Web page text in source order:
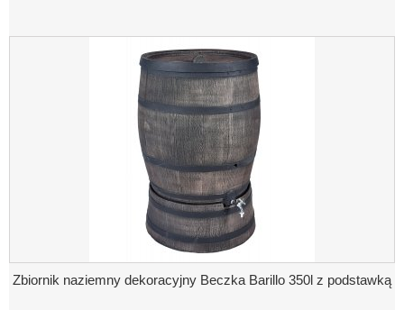
Zbiornik naziemny dekoracyjny Beczka Barillo 350l z podstawką